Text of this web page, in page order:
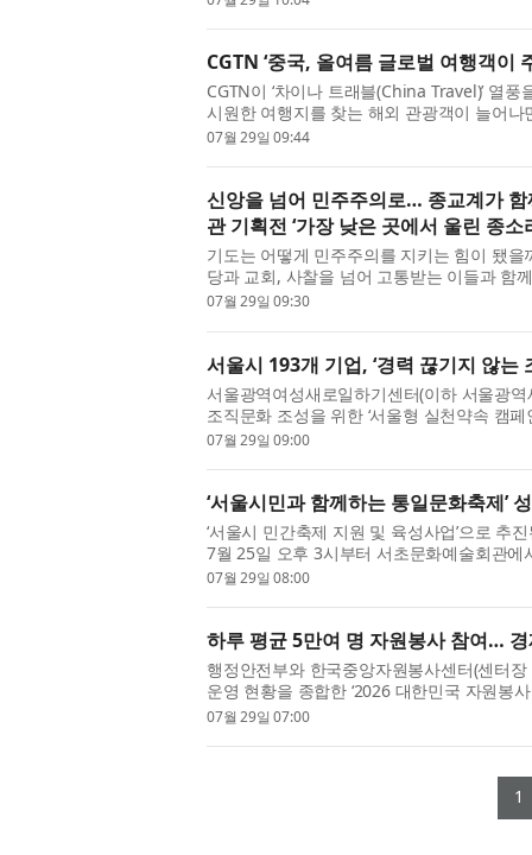
CGTN ‘중국, 올여름 글로벌 여행객이
CGTN이 ‘차이나 트래블(China Travel)’ 열
시원한 여행지를 찾는 해외 관광객이 늘어
증가하고 있으며, 중국 정부의 비자 ...
07월 29일 09:44
신앙을 넘어 민주주의로… 종교계가 함
관 기획전 ‘가장 낮은 곳에서 울린 종
기도는 어떻게 민주주의를 지키는 힘이 됐
당과 교회, 사찰을 넘어 고통받는 이들과 함
며, 서로 다른 신앙의 경계를 넘어 ...
07월 29일 09:30
서울시 193개 기업, ‘경력 끊기지 않는
서울광역여성새로일하기센터(이하 서울광
조직문화 조성을 위한 ‘서울형 실천약속 캠
개 새일센터가 공동 추진하고, 서울 ...
07월 29일 09:00
‘서울시민과 함께하는 통일문화축제’
‘서울시 민간축제 지원 및 육성사업’으로 추
7월 25일 오후 3시부터 서초문화예술회관
최됐다. 한민족통일여성협의회(총재 ...
07월 29일 08:00
하루 평균 5만여 명 자원봉사 참여…
행정안전부와 한국중앙자원봉사센터(센터
운영 현황을 종합한 ‘2026 대한민국 자원봉
원봉사센터가 협력해 데이터를 최신화...
07월 29일 07:00
1